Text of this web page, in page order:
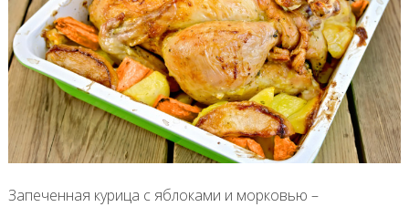
Запеченная курица с яблоками и морковью –